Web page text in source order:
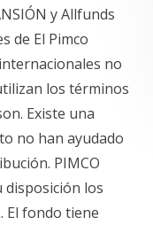
y Allfunds
de El Pimco
no
los términos
Existe una
no han ayudado
PIMCO
disposición los
El fondo tiene